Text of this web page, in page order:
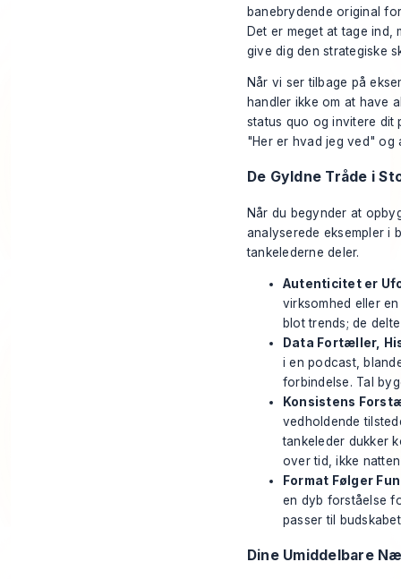
banebrydende original
Det er meget at tage
give dig den strategiske
Når vi ser tilbage på
handler ikke om at have
status quo og invitere dit
"Her er hvad jeg ved" og
De Gyldne Tråde i
Når du begynder at
analyserede eksempler i
tankelederne deler.
Autenticitet er
virksomhed eller
blot trends; de
Data Fortæller,
i en podcast,
forbindelse. Tal
Konsistens
vedholdende
tankeleder dukker
over tid, ikke
Format Følger
en dyb forståelse
passer til
Dine Umiddelbare